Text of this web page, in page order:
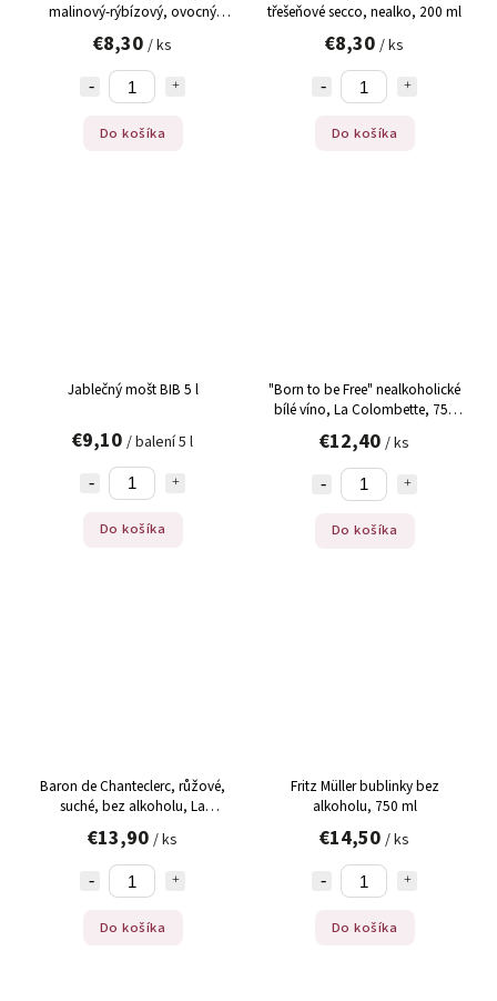
malinový-rýbízový, ovocný
nápoj, 200 ml
€8,30 / ks
Do košíka
třešeňové secco, nealko, 200 ml
€8,30 / ks
Do košíka
Jablečný mošt BIB 5 l
€9,10 / balení 5 l
Do košíka
"Born to be Free" nealkoholické
bílé víno, La Colombette, 750
ml
€12,40 / ks
Do košíka
Baron de Chanteclerc, růžové,
suché, bez alkoholu, La
Colombette, 750 ml
€13,90 / ks
Do košíka
Fritz Müller bublinky bez
alkoholu, 750 ml
€14,50 / ks
Do košíka